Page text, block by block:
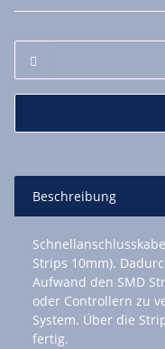
Beschreibung
Strips 10mm).
Aufwand den SMD
oder Controllern zu
System. Über die
fertig.